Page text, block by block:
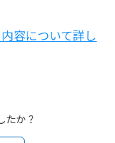
容について詳し
たか？